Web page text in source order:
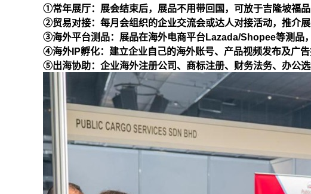
①常年展厅：展会结束后，展品不用带回国，可放于吉隆坡福品
②贸易对接：每月会组织的企业交流会或达人对接活动，推介展
③海外平台测品：展品在海外电商平台Lazada/Shopee等测品
④海外IP孵化：建立企业自己的海外账号、产品视频发布及广告
⑤出海协助：企业海外注册公司、商标注册、财务法务、办公